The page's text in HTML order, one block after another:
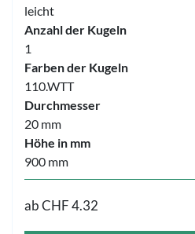
leicht
Anzahl der Kugeln
1
Farben der Kugeln
110.WTT
Durchmesser
20 mm
Höhe in mm
900 mm
abCHF 4.32